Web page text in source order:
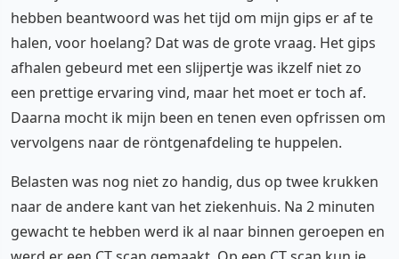
hebben beantwoord was het tijd om mijn gips er af te
halen, voor hoelang? Dat was de grote vraag. Het gips
afhalen gebeurd met een slijpertje was ikzelf niet zo
een prettige ervaring vind, maar het moet er toch af.
Daarna mocht ik mijn been en tenen even opfrissen om
vervolgens naar de röntgenafdeling te huppelen.
Belasten was nog niet zo handig, dus op twee krukken
naar de andere kant van het ziekenhuis. Na 2 minuten
gewacht te hebben werd ik al naar binnen geroepen en